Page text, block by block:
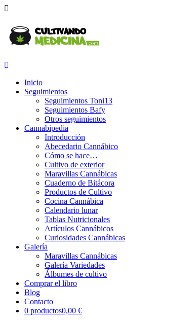
Inicio
Seguimientos
Seguimientos Toni13
Seguimientos Bafy
Otros seguimientos
Cannabipedia
Introducción
Abecedario Cannábico
Cómo se hace…
Cultivo de exterior
Maravillas Cannábicas
Cuaderno de Bitácora
Productos de Cultivo
Cocina Cannábica
Calendario lunar
Tablas Nutricionales
Artículos Cannábicos
Curiosidades Cannábicas
Galería
Maravillas Cannábicas
Galería Variedades
Álbumes de cultivo
Comprar el libro
Blog
Contacto
0 productos0,00 €